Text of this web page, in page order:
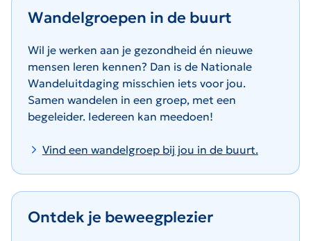
Wandelgroepen in de buurt
Wil je werken aan je gezondheid én nieuwe
mensen leren kennen? Dan is de Nationale
Wandeluitdaging misschien iets voor jou.
Samen wandelen in een groep, met een
begeleider. Iedereen kan meedoen!
Vind een wandelgroep bij jou in de buurt.
Ontdek je beweegplezier